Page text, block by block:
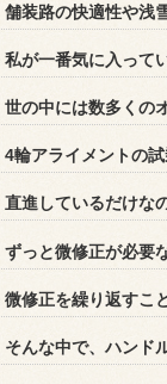
舗装路の快適性や浅
私が一番気に入って
世の中には数多くの
4輪アライメントの
直進しているだけな
ずっと微修正が必要
微修正を繰り返すこ
そんな中で、ハンド